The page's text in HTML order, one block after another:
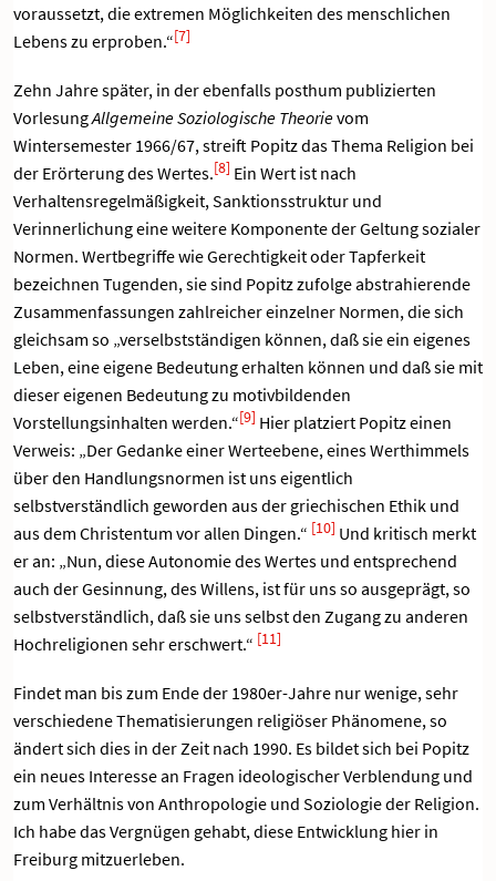
voraussetzt, die extremen Möglichkeiten des menschlichen
Lebens zu erproben.“[7]
Zehn Jahre später, in der ebenfalls posthum publizierten
VorlesungAllgemeine Soziologische Theorievom
Wintersemester 1966/67, streift Popitz das Thema Religion bei
der Erörterung des Wertes.[8] Ein Wert ist nach
Verhaltensregelmäßigkeit, Sanktionsstruktur und
Verinnerlichung eine weitere Komponente der Geltung sozialer
Normen. Wertbegriffe wie Gerechtigkeit oder Tapferkeit
bezeichnen Tugenden, sie sind Popitz zufolge abstrahierende
Zusammenfassungen zahlreicher einzelner Normen, die sich
gleichsam so „verselbstständigen können, daß sie ein eigenes
Leben, eine eigene Bedeutung erhalten können und daß sie mit
dieser eigenen Bedeutung zu motivbildenden
Vorstellungsinhalten werden.“[9] Hier platziert Popitz einen
Verweis: „Der Gedanke einer Werteebene, eines Werthimmels
über den Handlungsnormen ist uns eigentlich
selbstverständlich geworden aus der griechischen Ethik und
aus dem Christentum vor allen Dingen.“ [10] Und kritisch merkt
er an: „Nun, diese Autonomie des Wertes und entsprechend
auch der Gesinnung, des Willens, ist für uns so ausgeprägt, so
selbstverständlich, daß sie uns selbst den Zugang zu anderen
Hochreligionen sehr erschwert.“ [11]
Findet man bis zum Ende der 1980er-Jahre nur wenige, sehr
verschiedene Thematisierungen religiöser Phänomene, so
ändert sich dies in der Zeit nach 1990. Es bildet sich bei Popitz
ein neues Interesse an Fragen ideologischer Verblendung und
zum Verhältnis von Anthropologie und Soziologie der Religion.
Ich habe das Vergnügen gehabt, diese Entwicklung hier in
Freiburg mitzuerleben.